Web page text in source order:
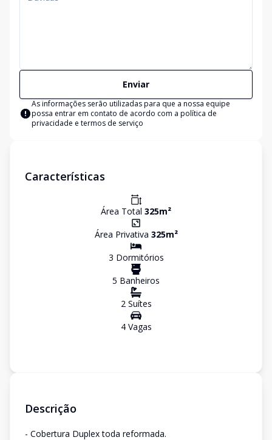
Enviar
As informações serão utilizadas para que a nossa equipe
possa entrar em contato de acordo com a política de
privacidade e termos de serviço
Características
Área Total 325m²
Área Privativa 325m²
3 Dormitórios
5 Banheiros
2Suítes
4Vagas
Descrição
- Cobertura Duplex toda reformada.